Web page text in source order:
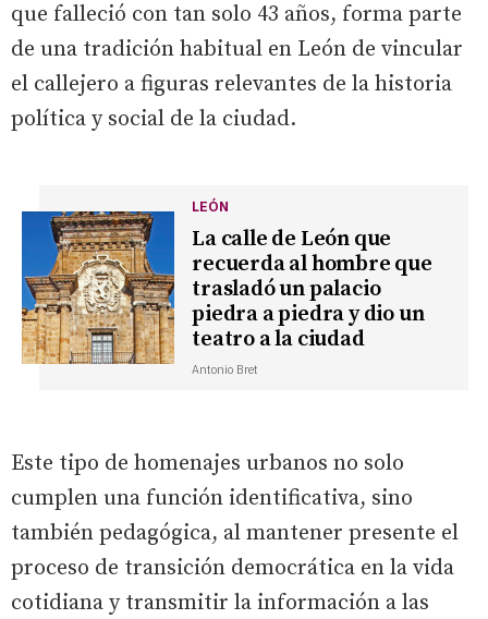
que falleció con tan solo 43 años, forma parte
de una tradición habitual en León de vincular
el callejero a figuras relevantes de la historia
política y social de la ciudad.
LEÓN
La calle de León que
recuerda al hombre que
trasladó un palacio
piedra a piedra y dio un
teatro a la ciudad
Antonio Bret
Este tipo de homenajes urbanos no solo
cumplen una función identificativa, sino
también pedagógica, al mantener presente el
proceso de transición democrática en la vida
cotidiana y transmitir la información a las